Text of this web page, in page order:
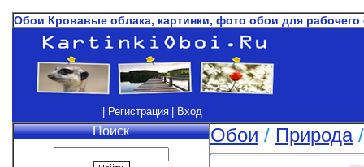
Обои Кровавые облака, картинки, фото обои для
| Регистрация | Вход
Поиск Обои / Природа